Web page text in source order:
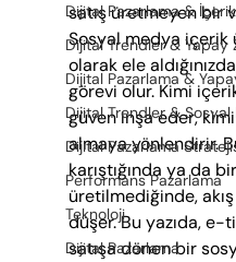
Dijital Pazarlama &
Dijital Trendler & Yapay
Dijital Pazarlama &
Dijital Trendler &
Dijital Pazarlama
Performans Pazarlama
Teknoloji
Dijital Pazarlama
satış üretmeyen bir
Sosyal medya içerik
olarak ele
görevi olur. Kimi
güven inşa eder,
almaya yönlendirir.
karıştığında ya da
üretilmediğinde,
düşer. Bu yazıda,
satışa dönen bir